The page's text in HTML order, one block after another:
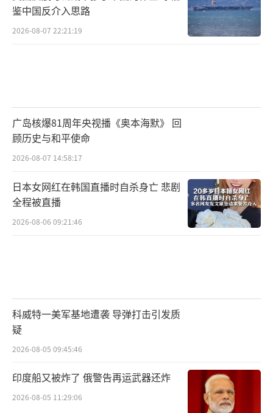
现在
飞机落地
两边喷起水柱，像两把大扇子
他们说这叫
是迎接贵宾的最高礼遇
我算什么贵宾啊
扛着一杆老枪
也没多杀几个敌人
只记得出征前指导员说——
鉴中国反介入思路
2026-08-07 22:21:19
广岛核爆81周年央视播《奥本海默》 回
顾历史与和平使命
2026-08-07 14:58:17
日本女网红在韩国直播时自杀身亡 悲剧
全程被直播
2026-08-06 09:21:46
科威特一美军基地遭袭 导弹打击引发质
疑
2026-08-05 09:45:46
印度船又被炸了 俄警告再运武器还炸
2026-08-05 11:29:06